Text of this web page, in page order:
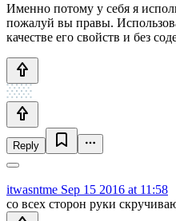
Именно потому у себя я
пожалуй вы правы.
качестве его свойств и без
Reply
itwasntme Sep 15 2016 at 11:58
со всех сторон руки